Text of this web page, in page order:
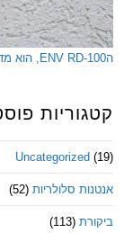
פוסטים
סלולריות (52)